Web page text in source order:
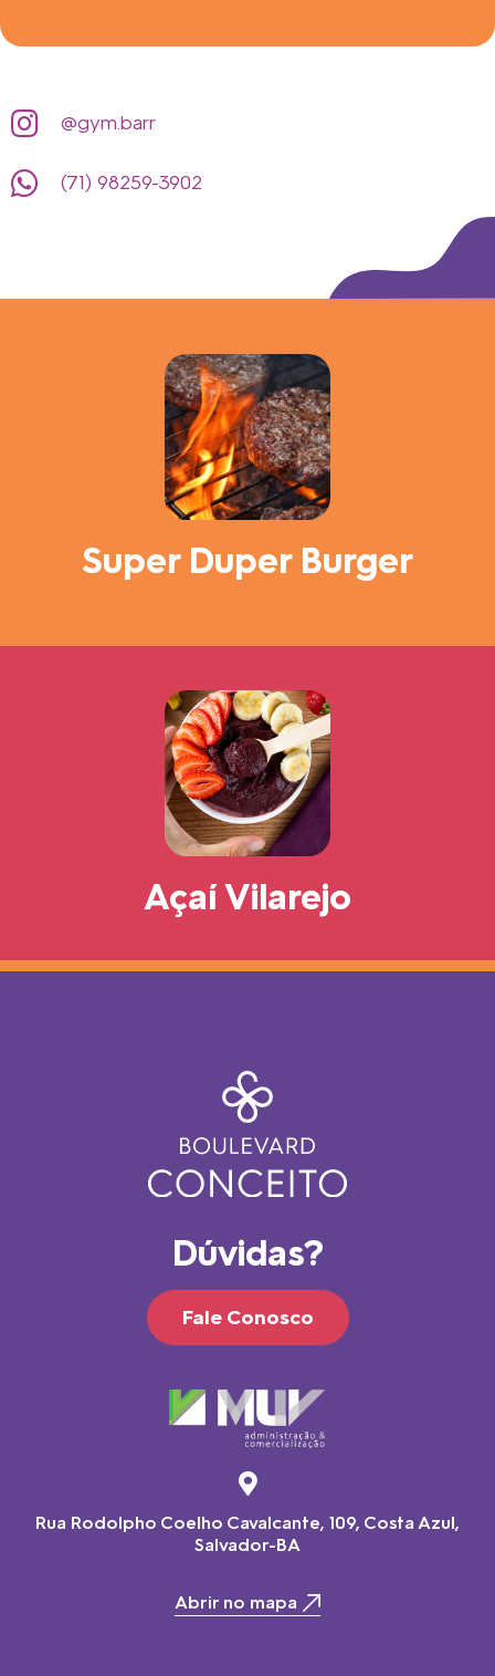
@gym.barr
(71) 98259-3902
Super Duper Burger
Açaí Vilarejo
Dúvidas?
Fale Conosco
Rua Rodolpho Coelho Cavalcante, 109, Costa Azul,
Salvador-BA
Abrir no mapa